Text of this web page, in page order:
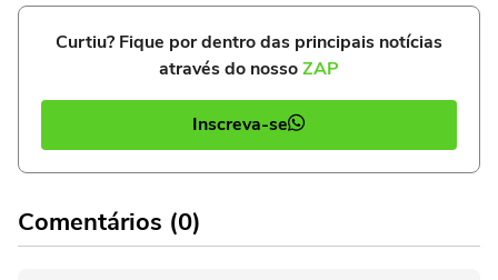
Curtiu? Fique por dentro das principais notícias
através do nossoZAP
Inscreva-se
Comentários (0)